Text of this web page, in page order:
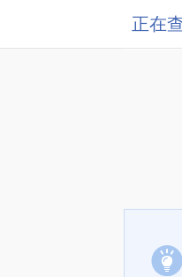
正在